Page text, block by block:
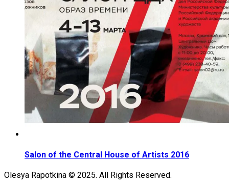
Salon of the Central House of Artists 2016
Olesya Rapotkina © 2025. All Rights Reserved.